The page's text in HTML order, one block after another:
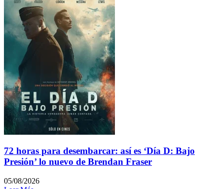
72 horas para desembarcar: así es ‘Día D: Bajo
Presión’ lo nuevo de Brendan Fraser
05/08/2026